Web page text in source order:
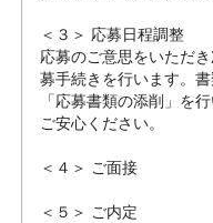
＜３＞ 応募日程調整
応募のご意思をいただ
募手続きを行います。
「応募書類の添削」を
ご安心ください。
＜４＞ ご面接
＜５＞ ご内定